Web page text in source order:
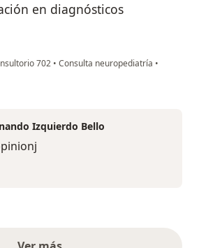
en diagnósticos
702 • Consulta neuropediatría •
Colmenares
Izquierdo Bello